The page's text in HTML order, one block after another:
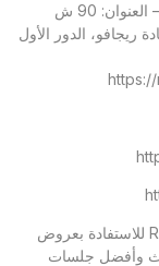
للحجز والاستعلام: 01011121127 – 01555556694 – العنوان: 90 ش
2 نادي الصيد – عيادة ريجافو، الدور الأول
كما ندعوك للانضمام لجروب Rejavau Ladies Club للاستفادة بعروض
وأفضل جلسات